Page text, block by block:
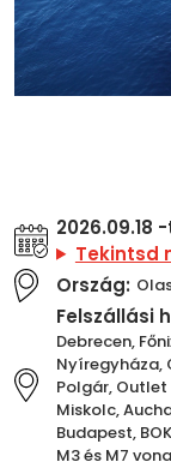
2026.09.18
Tekintsd
Ország:
Felszállási
Debrecen,
Nyíregyháza,
Polgár, Outlet
Miskolc,
Budapest,
M3 és M7